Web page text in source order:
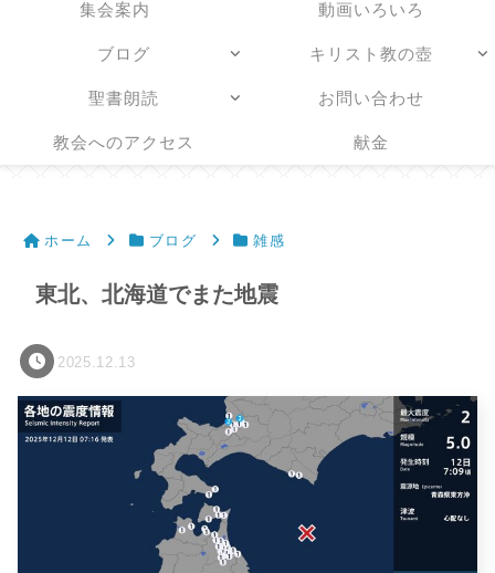
集会案内 動画いろいろ
ブログ キリスト教の壺
聖書朗読 お問い合わせ
教会へのアクセス 献金
ホーム ブログ 雑感
東北、北海道でまた地震
2025.12.13